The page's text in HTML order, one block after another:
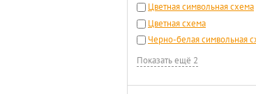
Цветная символьная схема
Цветная схема
Черно-белая символьная
Показать ещё 2